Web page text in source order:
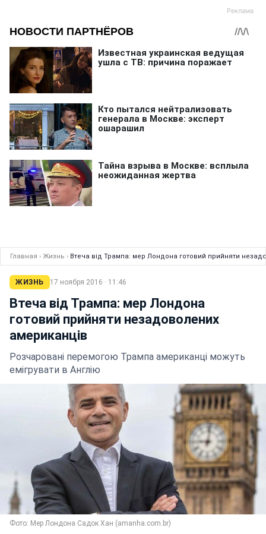
Главная › Жизнь › Втеча від Трампа: мер Лондона готовий прийняти
ЖИЗНЬ 17 ноября 2016 · 11:46
Втеча від Трампа: мер Лондона
готовий прийняти незадоволених
американців
Розчаровані перемогою Трампа американці можуть
емігрувати в Англію
Фото: Мер Лондона Садок Хан (amanha.com.br)